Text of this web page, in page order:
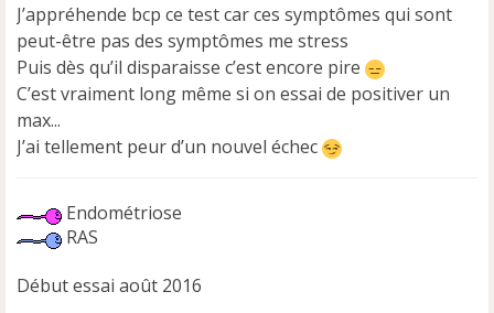
J’appréhende bcp ce test car ces symptômes qui sont
peut-être pas des symptômes me stress
Puis dès qu’il disparaisse c’est encore pire
C’est vraiment long même si on essai de positiver un
max...
J’ai tellement peur d’un nouvel échec
Endométriose
RAS
Début essai août 2016